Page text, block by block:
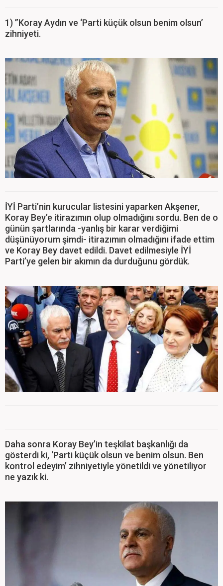
1) ”Koray Aydın ve ‘Parti küçük olsun benim olsun’
zihniyeti.
İYİ Parti’nin kurucular listesini yaparken Akşener,
Koray Bey’e itirazımın olup olmadığını sordu. Ben de o
günün şartlarında -yanlış bir karar verdiğimi
düşünüyorum şimdi- itirazımın olmadığını ifade ettim
ve Koray Bey davet edildi. Davet edilmesiyle İYİ
Parti’ye gelen bir akımın da durduğunu gördük.
Daha sonra Koray Bey’in teşkilat başkanlığı da
gösterdi ki, ‘Parti küçük olsun ve benim olsun. Ben
kontrol edeyim’ zihniyetiyle yönetildi ve yönetiliyor
ne yazık ki.